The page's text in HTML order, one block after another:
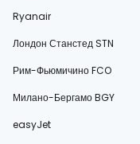
Ryanair
Лондон Станстед STN
Рим-Фьюмичино FCO
Милано-Бергамо BGY
easyJet